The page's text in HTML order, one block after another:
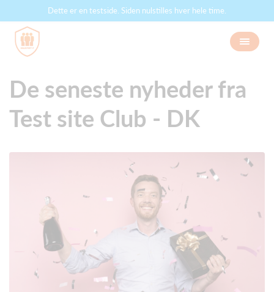
Dette er en testside. Siden nulstilles hver hele time.
De seneste nyheder fra
Test site Club - DK